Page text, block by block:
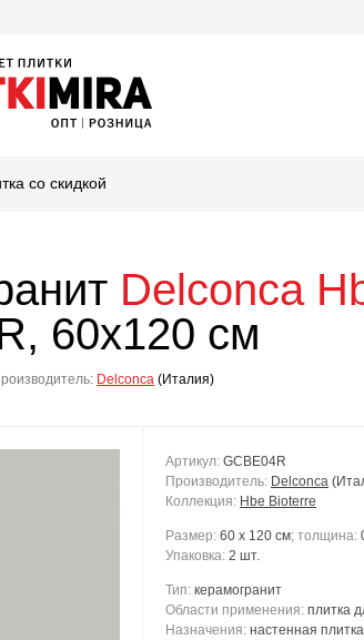
со скидкой
Delconca
60x120 см
Delconca (Италия)
Артикул: GCBE04R
Производитель: Delconca
Коллекция: Hbe Bioterre
Размер: 60 x 120 см; толщина:
Упаковка: 2 шт.
Тип: керамогранит
Области применения: плитка
Назначения: настенная плитка